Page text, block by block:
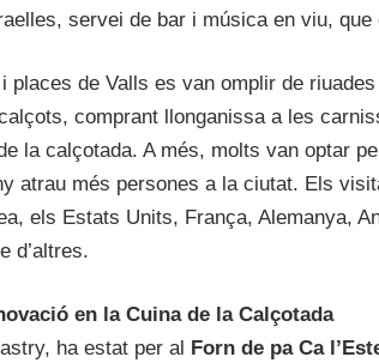
servei de bar i música en viu,
de Valls es van omplir de
comprant llonganissa a les
la calçotada. A més, molts van optar
atrau més persones a la ciutat. Els
els Estats Units, França, Alemanya,
d’altres.
en la Cuina de la Calçotada
ha estat per al Forn de pa Ca